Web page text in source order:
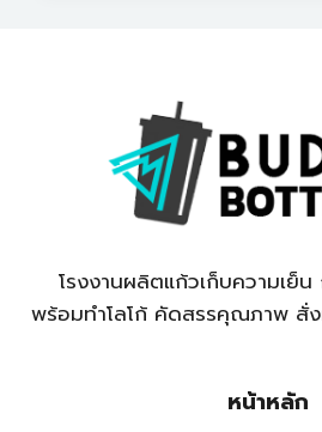
แก้ว
เก็บ
ความ
เย็น
โรงงานผลิตแก้วเก็บความเย็
พร้อมทำโลโก้ คัดสรรคุณภาพ สั่ง
หน้าหลัก